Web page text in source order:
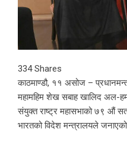
334Shares
काठमाण्डौ, ११ असोज –
महामहिम शेख सबाह खालिद अल-
संयुक्त राष्ट्र महासभाको ७९ औं
भारतको विदेश मन्त्रालयले